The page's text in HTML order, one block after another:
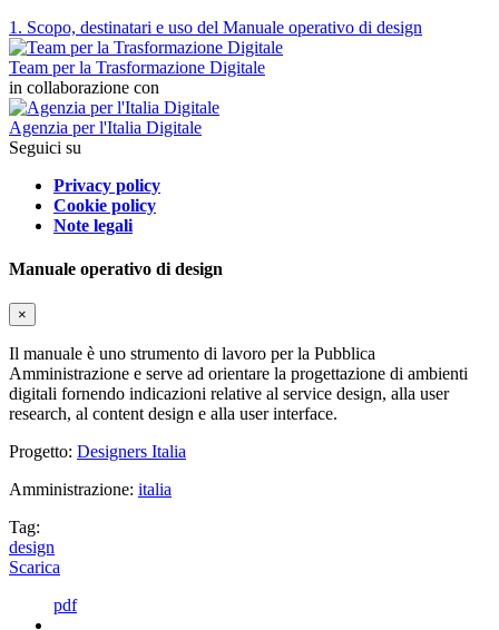
1. Scopo, destinatari e uso del Manuale operativo di design
Team per la Trasformazione Digitale
in collaborazione con
Agenzia per l'Italia Digitale
Seguici su
Privacy policy
Cookie policy
Note legali
Manuale operativo di design
×
Il manuale è uno strumento di lavoro per la Pubblica
Amministrazione e serve ad orientare la progettazione di ambienti
digitali fornendo indicazioni relative al service design, alla user
research, al content design e alla user interface.
Progetto: Designers Italia
Amministrazione: italia
Tag:
design
Scarica
pdf